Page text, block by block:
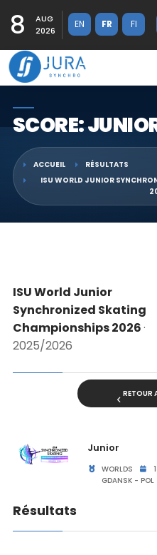
8
AUG
2026
EN FR FI
SCORE:
ACCUEIL
RÉSULTATS
ISU WORLD JUNIOR
ISU World Junior
Synchronized Skating
Championships 2026·
2025/2026
RETOUR
Junior
WORLDS
GDANSK - POL
Résultats